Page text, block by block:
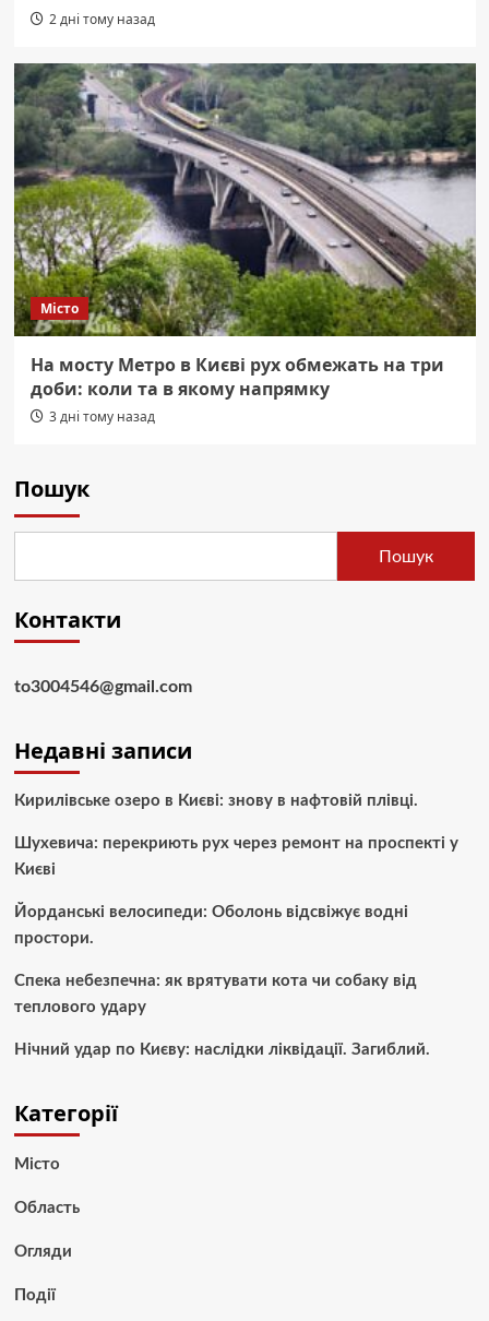
2 дні тому назад
Місто
На мосту Метро в Києві рух обмежать на три
доби: коли та в якому напрямку
3 дні тому назад
Пошук
Пошук
Контакти
to3004546@gmail.com
Недавні записи
Кирилівське озеро в Києві: знову в нафтовій плівці.
Шухевича: перекриють рух через ремонт на проспекті у
Києві
Йорданські велосипеди: Оболонь відсвіжує водні
простори.
Спека небезпечна: як врятувати кота чи собаку від
теплового удару
Нічний удар по Києву: наслідки ліквідації. Загиблий.
Категорії
Місто
Область
Огляди
Події